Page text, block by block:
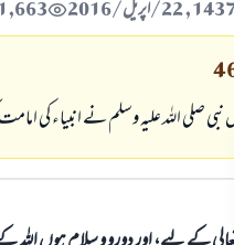
میں نبی صلی اللہ علیہ وسلم نے انبیاء